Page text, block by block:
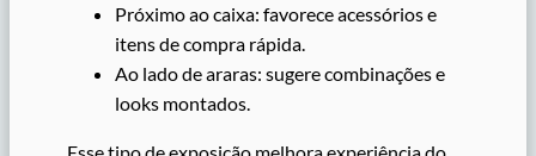
Próximo ao caixa: favorece acessórios e
itens de compra rápida.
Ao lado de araras: sugere combinações e
looks montados.